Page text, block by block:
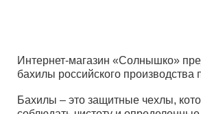
Интернет-магазин «Солнышко»
бахилы российского
Бахилы – это защитные чехлы,